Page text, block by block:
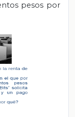
pesos por